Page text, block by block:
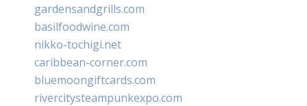
gardensandgrills.com
basilfoodwine.com
nikko-tochigi.net
caribbean-corner.com
bluemoongiftcards.com
rivercitysteampunkexpo.com